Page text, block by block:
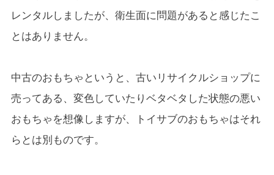
レンタルしましたが、衛生面に問題があると感じたこ
とはありません。
中古のおもちゃというと、古いリサイクルショップに
売ってある、変色していたりベタベタした状態の悪い
おもちゃを想像しますが、トイサブのおもちゃはそれ
らとは別ものです。